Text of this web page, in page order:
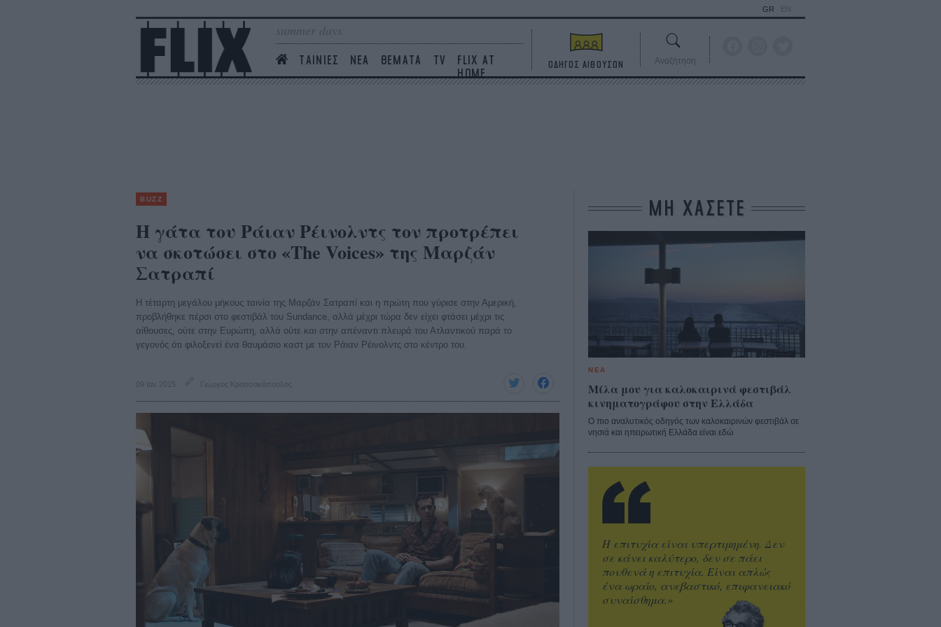
summer days
ΤΑΙΝΙΕΣ ΝΕΑ ΘΕΜΑΤΑ TV
FLIX AT
HOME
GR EN
ΟΔΗΓΟΣ ΑΙΘΟΥΣΩΝ Αναζήτηση
BUZZ
Η γάτα του Ράιαν Ρέινολντς τον προτρέπει
να σκοτώσει στο «The Voices» της Μαρζάν
Σατραπί
Η τέταρτη μεγάλου μήκους ταινία της Μαρζάν Σατραπί και η πρώτη που γύρισε στην Αμερική,
προβλήθηκε πέρσι στο φεστιβάλ του Sundance, αλλά μέχρι τώρα δεν είχει φτάσει μέχρι τις
αίθουσες, ούτε στην Ευρώπη, αλλά ούτε και στην απέναντι πλευρά του Ατλαντικού παρά το
γεγονός ότι φιλοξενεί ένα θαυμάσιο καστ με τον Ράιαν Ρέινολντς στο κέντρο του.
09 Ιαν 2015 Γιώργος Κρασσακόπουλος
ΜΗ ΧΑΣΕΤΕ
ΝΕΑ
Μίλα μου για καλοκαιρινά φεστιβάλ
κινηματογράφου στην Ελλάδα
Ο πιο αναλυτικός οδηγός των καλοκαιρινών φεστιβάλ σε
νησιά και ηπειρωτική Ελλάδα είναι εδώ
Η επιτυχία είναι υπερτιμημένη. Δεν
σε κάνει καλύτερο, δεν σε πάει
πουθενά η επιτυχία. Είναι απλώς
ένα ωραίο, ανεβαστικό, επιφανειακό
συναίσθημα.»